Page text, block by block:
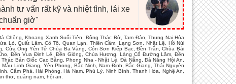
tư vấn rất kỹ và nhiệt tình, lái xe
giờ"
Chông, Khoang Xanh Suối Tiên, Động Thác Bờ, Tam Đảo, Thung Nai Hòa
Lò, Quất Lâm, Cô Tô, Quan Lạn, Thiên Cầm, Lạng Sơn, Nhật Lệ, Hồ Núi
Cửa Ông Yên Tử Chùa Ba Vàng, Côn Sơn Kiếp Bạc, Đền Trần, Chùa Bái
Đền Vua Đinh Lê, Đền Gióng, Chùa Hương, Làng Cổ Đường Lâm, Đền
Bản Giốc Cao Bằng, Phong Nha - Nhật Lệ, Đà Nẵng, Đà Nẵng Hội An,
Linh Giang, Yên Phong, Bắc Ninh, Nam Định, Bắc Giang, Thái Nguyên
Cẩm Phả, Hải Phòng, Hà Nam, Phủ Lý, Ninh Bình, Thanh Hóa, Nghệ An,
thơ, quảng nam, hội an.